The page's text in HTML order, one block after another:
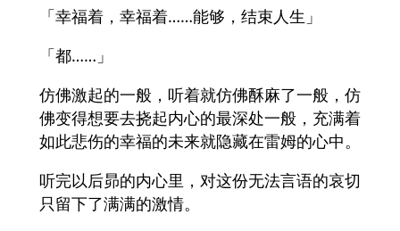
「幸福着，幸福着……能够，结束人生」
「都……」
仿佛激起的一般，听着就仿佛酥麻了一般，仿
佛变得想要去挠起内心的最深处一般，充满着
如此悲伤的幸福的未来就隐藏在雷姆的心中。
听完以后昴的内心里，对这份无法言语的哀切
只留下了满满的激情。